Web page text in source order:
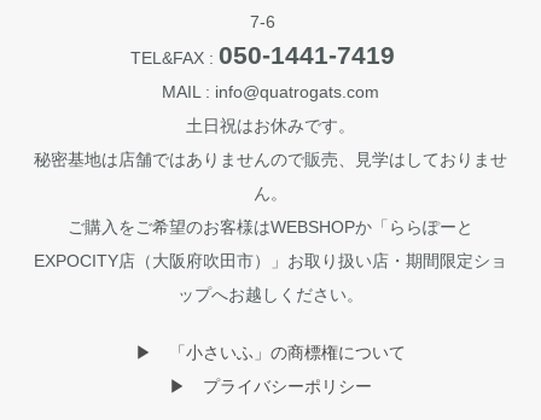
7-6
TEL&FAX : 050-1441-7419
MAIL : info@quatrogats.com
土日祝はお休みです。
秘密基地は店舗ではありませんので販売、見学はしておりませ
ん。
ご購入をご希望のお客様はWEBSHOPか「ららぽーと
EXPOCITY店（大阪府吹田市）」お取り扱い店・期間限定ショ
ップへお越しください。
▶︎ 「小さいふ」の商標権について
▶︎ プライバシーポリシー